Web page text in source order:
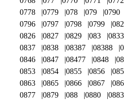
0778
0779 078 079 0790
0796
0797 0798 0799 082
0826
0827 0829 083 0833
0837
0838 08387 08388
0846
0847 08477 0848
0853
0854 0855 0856
0863
0865 0866 0867
0877
0879 088 0880 0883